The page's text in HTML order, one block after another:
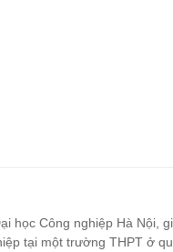
học Công nghiệp Hà Nội,
tại một trường THPT ở